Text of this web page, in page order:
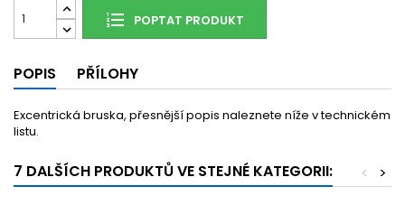
POPTAT PRODUKT
POPIS PŘÍLOHY
Excentrická bruska, přesnější popis naleznete níže v technickém
listu.
7 DALŠÍCH PRODUKTŮ VE STEJNÉ KATEGORII: >
<